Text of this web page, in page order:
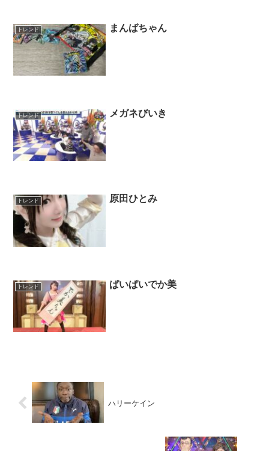
トレンド まんばちゃん
トレンド メガネびいき
トレンド 原田ひとみ
トレンド ぱいぱいでか美
ハリーケイン